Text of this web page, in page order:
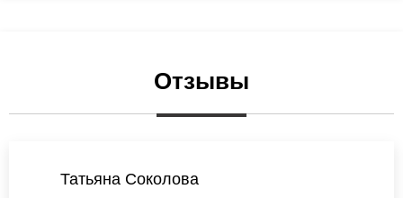
Отзывы
Анастасия Кузнецова